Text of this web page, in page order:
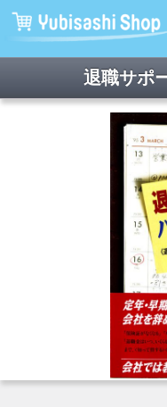
退職サポ